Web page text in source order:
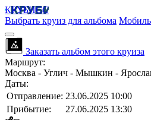
КРУБИСС
Выбрать круиз для альбома
Заказать альбом этого круиза
Маршрут:
Москва - Углич - Мышкин -
Даты:
Отправление: 23.06.2025 10:00
Прибытие:
27.06.2025 13:30